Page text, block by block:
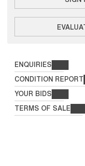
ENQUIRIES
CONDITION REPORT
YOUR BIDS
TERMS OF SALE